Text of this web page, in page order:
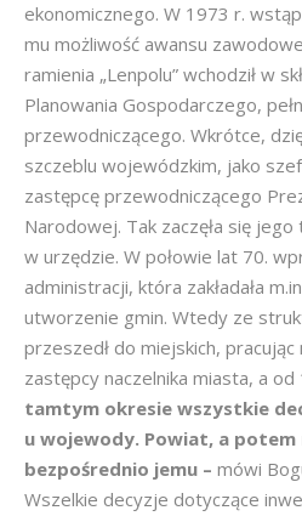
ekonomicznego. W 1973 r.
mu możliwość awansu
ramienia „Lenpolu” wchodził w
Planowania Gospodarczego,
przewodniczącego. Wkrótce,
szczeblu wojewódzkim, jako
zastępcę przewodniczącego
Narodowej. Tak zaczęła się
w urzędzie. W połowie lat 70.
administracji, która zakładała
utworzenie gmin. Wtedy ze
przeszedł do miejskich,
zastępcy naczelnika miasta, a od
tamtym okresie wszystkie
u wojewody. Powiat, a potem
bezpośrednio jemu – mówi
Wszelkie decyzje dotyczące